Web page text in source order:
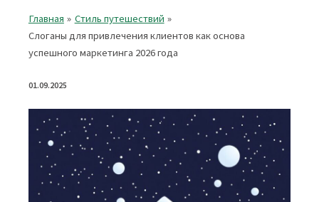
Главная
Стиль путешествий
Слоганы для привлечения клиентов как основа
успешного маркетинга 2026 года
01.09.2025